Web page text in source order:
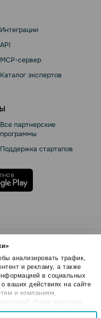
анализировать трафик,
и рекламу, а также
в социальных
ваших действиях на сайте
и компаниям,
Наши партнеры
с предоставленной вами
Интеграции
API
MCP-сервер
Каталог экспертов
Все партнерские
программы
Поддержка стартапов
Все права защищены.